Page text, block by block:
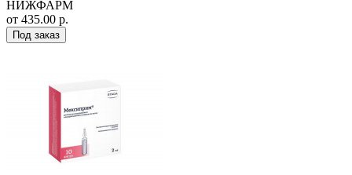
НИЖФАРМ
от 435.00 р.
Под заказ